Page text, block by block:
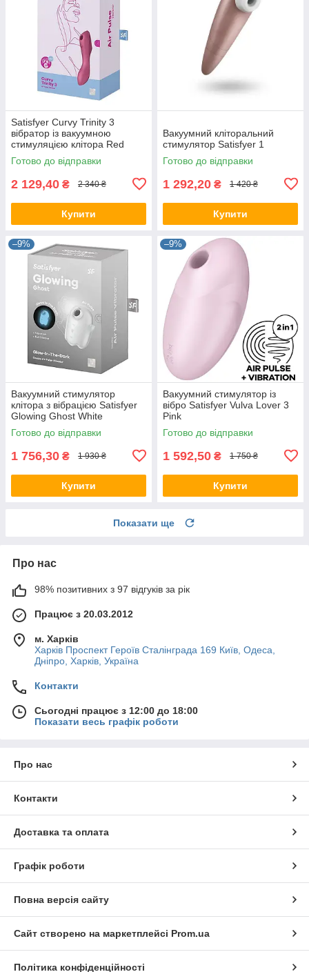
Satisfyer Curvy Trinity 3
вібратор із вакуумною
стимуляцією клітора Red
Готово до відправки
2 129,40 ₴ 2 340 ₴
Купити
Вакуумний кліторальний
стимулятор Satisfyer 1
Готово до відправки
1 292,20 ₴ 1 420 ₴
Купити
–9%
Вакуумний стимулятор
клітора з вібрацією Satisfyer
Glowing Ghost White
Готово до відправки
1 756,30 ₴ 1 930 ₴
Купити
–9%
Вакуумний стимулятор із
вібро Satisfyer Vulva Lover 3
Pink
Готово до відправки
1 592,50 ₴ 1 750 ₴
Купити
Показати ще
Про нас
98% позитивних з 97 відгуків за рік
Працює з 20.03.2012
м. Харків
Харків Проспект Героїв Сталінграда 169 Київ, Одеса,
Дніпро, Харків, Україна
Контакти
Сьогодні працює з 12:00 до 18:00
Показати весь графік роботи
Про нас
Контакти
Доставка та оплата
Графік роботи
Повна версія сайту
Сайт створено на маркетплейсі Prom.ua
Політика конфіденційності